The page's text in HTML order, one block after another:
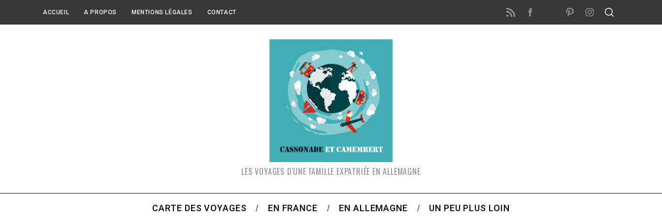
ACCUEIL A PROPOS MENTIONS LÉGALES CONTACT
LES VOYAGES D'UNE FAMILLE EXPATRIÉE EN ALLEMAGNE
CARTE DES VOYAGES EN FRANCE EN ALLEMAGNE UN PEU PLUS LOIN